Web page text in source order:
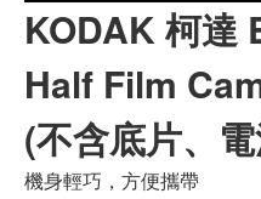
KODAK 柯達
Half Film
(不含底片、
機身輕巧，方便攜帶